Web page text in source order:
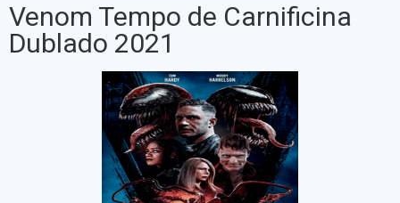
Venom Tempo de Carnificina
Dublado 2021